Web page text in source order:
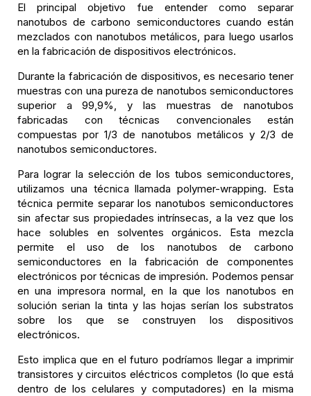
El principal objetivo fue entender como separar
nanotubos de carbono semiconductores cuando están
mezclados con nanotubos metálicos, para luego usarlos
en la fabricación de dispositivos electrónicos.
Durante la fabricación de dispositivos, es necesario tener
muestras con una pureza de nanotubos semiconductores
superior a 99,9%, y las muestras de nanotubos
fabricadas con técnicas convencionales están
compuestas por 1/3 de nanotubos metálicos y 2/3 de
nanotubos semiconductores.
Para lograr la selección de los tubos semiconductores,
utilizamos una técnica llamada polymer-wrapping. Esta
técnica permite separar los nanotubos semiconductores
sin afectar sus propiedades intrínsecas, a la vez que los
hace solubles en solventes orgánicos. Esta mezcla
permite el uso de los nanotubos de carbono
semiconductores en la fabricación de componentes
electrónicos por técnicas de impresión. Podemos pensar
en una impresora normal, en la que los nanotubos en
solución serian la tinta y las hojas serían los substratos
sobre los que se construyen los dispositivos
electrónicos.
Esto implica que en el futuro podríamos llegar a imprimir
transistores y circuitos eléctricos completos (lo que está
dentro de los celulares y computadores) en la misma